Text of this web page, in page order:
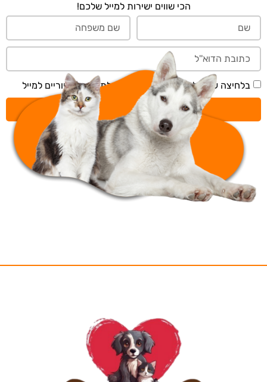
הכי שווים ישירות למייל שלכם!
בלחיצה על 'שליחה' אני מאשר/ת קבלת תכנים דיוריים למייל
שליחה